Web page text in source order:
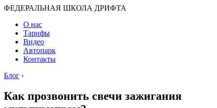
ФЕДЕРАЛЬНАЯ ШКОЛА ДРИФТА
О нас
Тарифы
Видео
Автопарк
Контакты
Блог ›
Как прозвонить свечи зажигания